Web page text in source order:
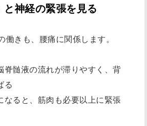
神経の緊張を見る
きも、腰痛に関係します。
脊髄液の流れが滞りやすく、背
る
なると、筋肉も必要以上に緊張